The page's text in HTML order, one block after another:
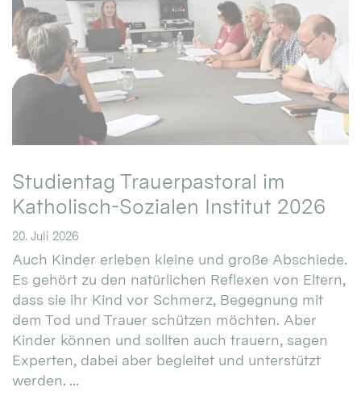
Studientag Trauerpastoral im
Katholisch-Sozialen Institut 2026
20. Juli 2026
Auch Kinder erleben kleine und große Abschiede.
Es gehört zu den natürlichen Reflexen von Eltern,
dass sie ihr Kind vor Schmerz, Begegnung mit
dem Tod und Trauer schützen möchten. Aber
Kinder können und sollten auch trauern, sagen
Experten, dabei aber begleitet und unterstützt
werden. ...